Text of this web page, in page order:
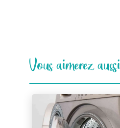
Vous aimerez aussi